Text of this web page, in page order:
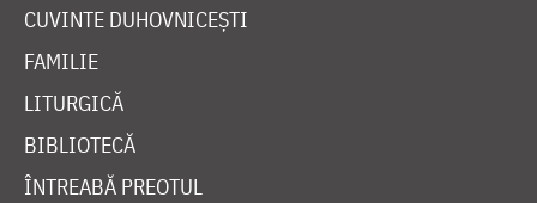
CUVINTE DUHOVNICEȘTI
FAMILIE
LITURGICĂ
BIBLIOTECĂ
ÎNTREABĂ PREOTUL